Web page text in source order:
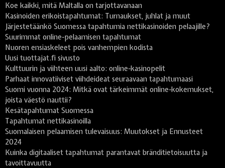
Koe kaikki, mitä Maltalla on tarjottavanaan
Kasinoiden erikoistapahtumat: Turnaukset, juhlat ja muut
Järjestetäänkö Suomessa tapahtumia nettikasinoiden pelaajille?
Suurimmat online-pelaamisen tapahtumat
Nuoren ensiaskeleet pois vanhempien kodista
Uusi tuottajat.fi sivusto
Kulttuurin ja viihteen uusi aalto: online-kasinopelit
Parhaat innovatiiviset viihdeideat seuraavaan tapahtumaasi
Suomi vuonna 2024: Mitkä ovat tärkeimmät online-kokemukset,
joista väestö nauttii?
Kesätapahtumat Suomessa
Tapahtumat nettikasinoilla
Suomalaisen pelaamisen tulevaisuus: Muutokset ja Ennusteet
2024
Kuinka digitaaliset tapahtumat parantavat bränditietoisuutta ja
tavoittavuutta